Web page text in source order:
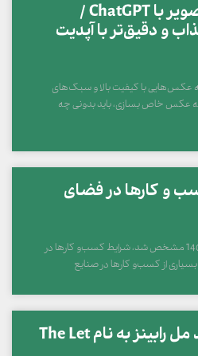
پرامپت‌های تولید تصویر با ChatGPT /
و دقیق‌تر با آپدیت
عکس‌هایی با کیفیت بالا و سبک‌های
عکس خاص بسازی، باید بدونی چه
و کارها در فضای
همان‌طور که از نیمه دوم سال 1403 مشخص شد، شرایط کسب‌و کارها در
خوانش کتاب جدید مل رابینز به نام The Let